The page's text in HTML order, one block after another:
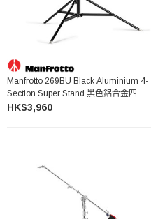
Manfrotto 269BU Black Aluminium 4-
Section Super Stand 黑色鋁合金四節
重型燈架
HK$3,960